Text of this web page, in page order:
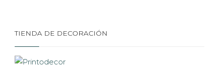
TIENDA DE DECORACIÓN